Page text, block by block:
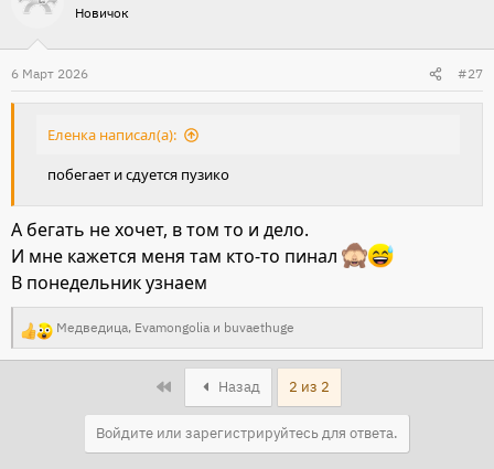
Новичок
6 Март 2026 #27
Еленка написал(а):
побегает и сдуется пузико
А бегать не хочет, в том то и дело.
И мне кажется меня там кто-то пинал
В понедельник узнаем
Р
е
Медведица, Evamongolia и buvaethuge
Назад 2 из 2
Войдите или зарегистрируйтесь для ответа.